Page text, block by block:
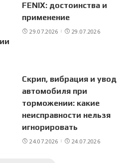
FENIX: достоинства и
применение
29.07.2026 29.07.2026
Скрип, вибрация и увод
автомобиля при
торможении: какие
неисправности нельзя
игнорировать
24.07.2026 24.07.2026